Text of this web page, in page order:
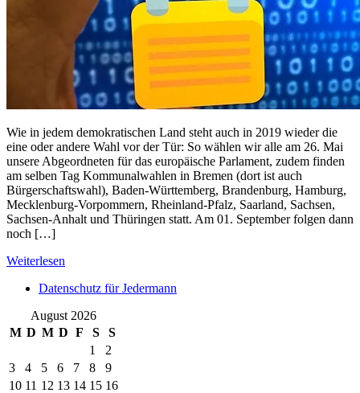
Wie in jedem demokratischen Land steht auch in 2019 wieder die
eine oder andere Wahl vor der Tür: So wählen wir alle am 26. Mai
unsere Abgeordneten für das europäische Parlament, zudem finden
am selben Tag Kommunalwahlen in Bremen (dort ist auch
Bürgerschaftswahl), Baden-Württemberg, Brandenburg, Hamburg,
Mecklenburg-Vorpommern, Rheinland-Pfalz, Saarland, Sachsen,
Sachsen-Anhalt und Thüringen statt. Am 01. September folgen dann
noch […]
Weiterlesen
Datenschutz für Jedermann
August 2026
M D M D F S
S
1
2
3
4 5 6 7 8
9
10 11 12 13 14 15 16